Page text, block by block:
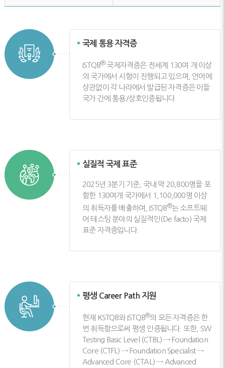
국제 통용 자격증
ISTQB®국제자격증은 전세계 130여 개 이상
의 국가에서 시험이 진행되고 있으며, 언어에
상관없이 각 나라에서 발급된 자격증은 이들
국가 간에 통용/상호인증됩니다.
실질적 국제 표준
2025년 3분기 기준, 국내 약 20,800명을 포
함한 130여개 국가에서 1,100,000명 이상
의 취득자를 배출하여, ISTQB®는 소프트웨
어 테스팅 분야의 실질적인(De facto) 국제
표준 자격증입니다.
평생 Career Path 지원
현재 KSTQB와 ISTQB®의 모든 자격증은 한
번 취득함으로써 평생 인증됩니다. 또한, SW
Testing Basic Level (CTBL) → Foundation
Core (CTFL) → Foundation Specialist →
Advanced Core (CTAL) → Advanced